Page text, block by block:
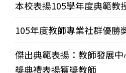
本校表揚105學年度典範教
105年度教師專業社群優勝
傑出典範表揚：教師發展
獎典禮表揚獲獎教師